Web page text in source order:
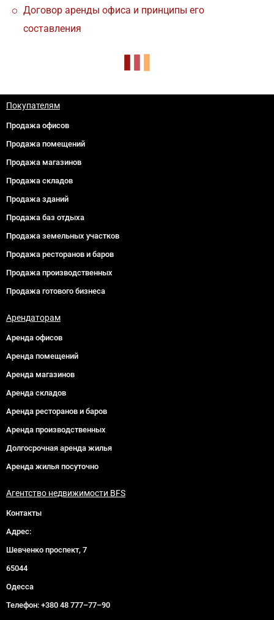
Договор аренды офиса и принципы его
составления
Покупателям
Продажа офисов
Продажа помещений
Продажа магазинов
Продажа складов
Продажа зданий
Продажа баз отдыха
Продажа земельных участков
Продажа ресторанов и баров
Продажа производственных
Продажа готового бизнеса
Арендаторам
Аренда офисов
Аренда помещений
Аренда магазинов
Аренда складов
Аренда ресторанов и баров
Аренда производственных
Долгосрочная аренда жилья
Аренда жилья посуточно
Агентство недвижимости BFS
Контакты
Адрес:
Шевченко проспект, 7
65044
Одесса
Телефон: +380 48 777–77–90